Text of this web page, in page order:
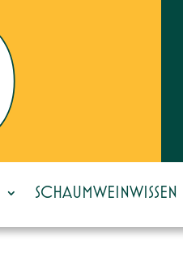
SCHAUMWEINWISSEN